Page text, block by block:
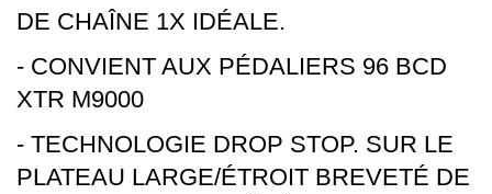
DE CHAÎNE 1X IDÉALE.
- CONVIENT AUX PÉDALIERS 96 BCD
XTR M9000
- TECHNOLOGIE DROP STOP. SUR LE
PLATEAU LARGE/ÉTROIT BREVETÉ DE